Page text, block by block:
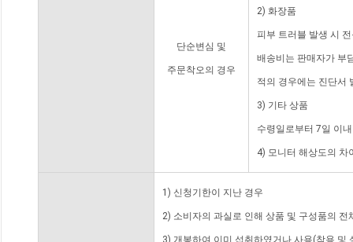
단순변심 및
주문착오의 경우
2) 화장품
피부 트러블 발생 시
배송비는 판매자가 부
적의 경우에는 진단서
3) 기타 상품
수령일로부터 7일 이
4) 모니터 해상도의 차
1) 신청기한이 지난 경우
2) 소비자의 과실로 인해 상품 및 구성품의
3) 개봉하여 이미 섭취하였거나 사용(착용 및